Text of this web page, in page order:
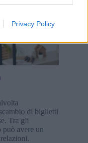
Privacy Policy
di biglietti
Tra gli
avere un